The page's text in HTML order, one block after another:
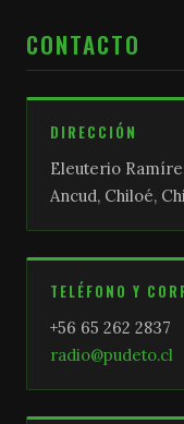
CONTACTO
DIRECCIÓN
Eleuterio
Ancud, Chiloé,
TELÉFONO Y
+56 65 262 2837
radio@pudeto.cl